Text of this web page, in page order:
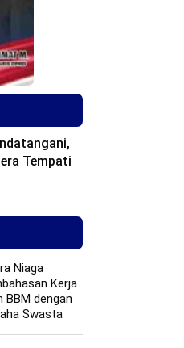
Tempati
Niaga
Kerja
BBM dengan
Swasta